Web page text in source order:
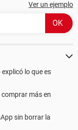
Ver un ejemplo
lo que es
comprar más en
sin borrar la